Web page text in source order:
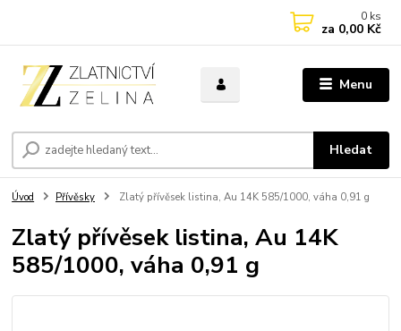
Menu
Hledat
0 ks
za 0,00 Kč
Úvod Přívěsky Zlatý přívěsek listina, Au 14K 585/1000, váha 0,91 g
Zlatý přívěsek listina, Au 14K
585/1000, váha 0,91 g